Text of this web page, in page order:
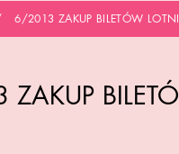
6/2013 ZAKUP BILETÓW